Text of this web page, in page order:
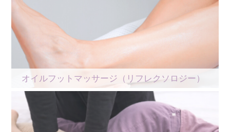
オイルフットマッサージ（リフレクソロジー）